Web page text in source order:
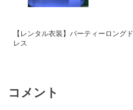
【レンタル衣装】パーティーロングド
レス
コメント